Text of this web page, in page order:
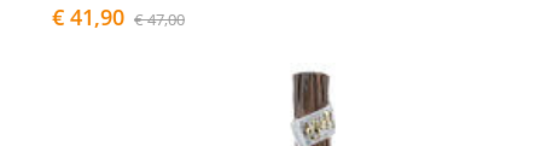
€ 41,90 € 47,00